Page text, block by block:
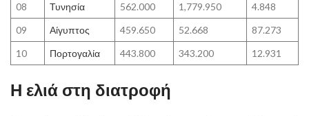
08
Τυνησία 562.000 1,779.950
4.848
09
Αίγυπτος 459.650 52.668
87.273
10
Πορτογαλία 443.800 343.200 12.931
Η ελιά στη διατροφή